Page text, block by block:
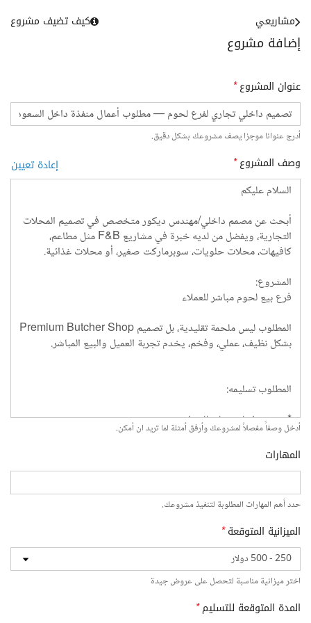
إضافة مشروع
مشاريعي كيف تضيف مشروع
عنوان المشروع*
أدرج عنوانا موجزا يصف مشروعك بشكل دقيق.
وصف المشروع* إعادة تعيين
أدخل وصفاً مفصلاً لمشروعك وأرفق أمثلة لما تريد ان أمكن.
المهارات
حدد أهم المهارات المطلوبة لتنفيذ مشروعك.
الميزانية المتوقعة*
اختر ميزانية مناسبة لتحصل على عروض جيدة
المدة المتوقعة للتسليم*